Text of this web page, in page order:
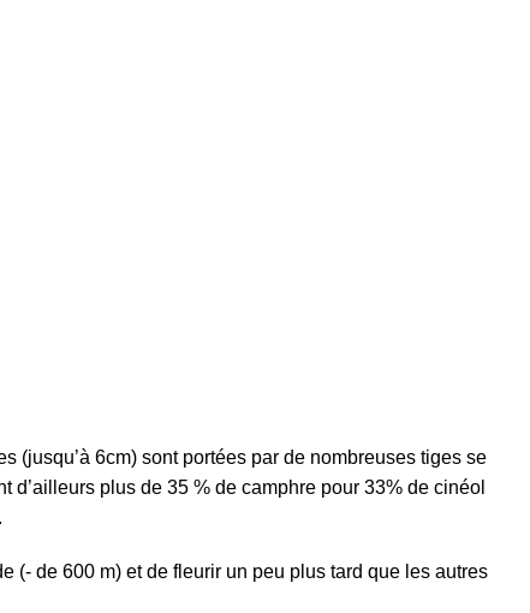
(jusqu’à 6cm) sont portées par de nombreuses tiges se
d’ailleurs plus de 35 % de camphre pour 33% de cinéol
(- de 600 m) et de fleurir un peu plus tard que les autres